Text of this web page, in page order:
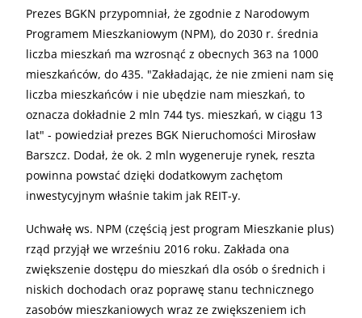
Prezes BGKN przypomniał, że zgodnie z Narodowym
Programem Mieszkaniowym (NPM), do 2030 r. średnia
liczba mieszkań ma wzrosnąć z obecnych 363 na 1000
mieszkańców, do 435. "Zakładając, że nie zmieni nam się
liczba mieszkańców i nie ubędzie nam mieszkań, to
oznacza dokładnie 2 mln 744 tys. mieszkań, w ciągu 13
lat" - powiedział prezes BGK Nieruchomości Mirosław
Barszcz. Dodał, że ok. 2 mln wygeneruje rynek, reszta
powinna powstać dzięki dodatkowym zachętom
inwestycyjnym właśnie takim jak REIT-y.
Uchwałę ws. NPM (częścią jest program Mieszkanie plus)
rząd przyjął we wrześniu 2016 roku. Zakłada ona
zwiększenie dostępu do mieszkań dla osób o średnich i
niskich dochodach oraz poprawę stanu technicznego
zasobów mieszkaniowych wraz ze zwiększeniem ich